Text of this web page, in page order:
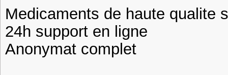
Medicaments de haute qualite
24h support en ligne
Anonymat complet